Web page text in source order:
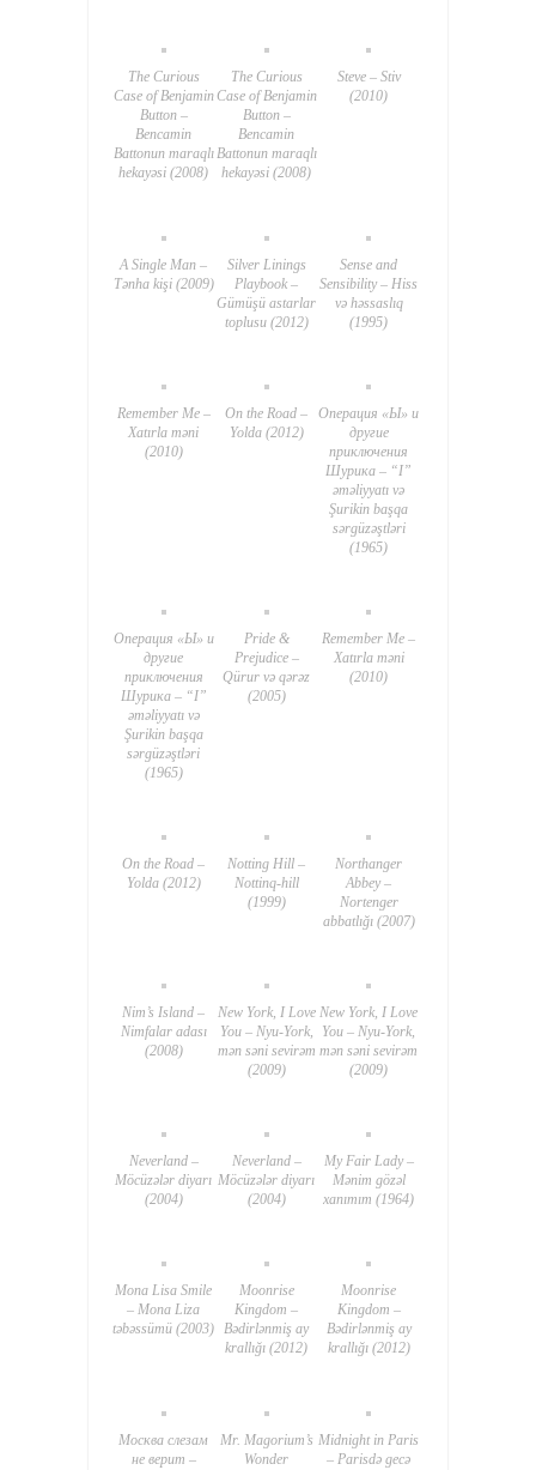
The Curious
Case of Benjamin
Button –
Bencamin
Battonun maraqlı
hekayəsi (2008)
The Curious
Case of Benjamin
Button –
Bencamin
Battonun maraqlı
hekayəsi (2008)
Steve – Stiv
(2010)
A Single Man –
Tənha kişi (2009)
Silver Linings
Playbook –
Gümüşü astarlar
toplusu (2012)
Sense and
Sensibility – Hiss
və həssaslıq
(1995)
Remember Me –
Xatırla məni
(2010)
On the Road –
Yolda (2012)
Операция «Ы» и
другие
приключения
Шурика – “I”
əməliyyatı və
Şurikin başqa
sərgüzəştləri
(1965)
Операция «Ы» и
другие
приключения
Шурика – “I”
əməliyyatı və
Şurikin başqa
sərgüzəştləri
(1965)
Pride &
Prejudice –
Qürur və qərəz
(2005)
Remember Me –
Xatırla məni
(2010)
On the Road –
Yolda (2012)
Notting Hill –
Nottinq-hill
(1999)
Northanger
Abbey –
Nortenger
abbatlığı (2007)
Nim’s Island –
Nimfalar adası
(2008)
New York, I Love
You – Nyu-York,
mən səni sevirəm
(2009)
New York, I Love
You – Nyu-York,
mən səni sevirəm
(2009)
Neverland –
Möcüzələr diyarı
(2004)
Neverland –
Möcüzələr diyarı
(2004)
My Fair Lady –
Mənim gözəl
xanımım (1964)
Mona Lisa Smile
– Mona Liza
təbəssümü (2003)
Moonrise
Kingdom –
Bədirlənmiş ay
krallığı (2012)
Moonrise
Kingdom –
Bədirlənmiş ay
krallığı (2012)
Москва слезам
не верит –
Mr. Magorium’s
Wonder
Midnight in Paris
– Parisdə gecə